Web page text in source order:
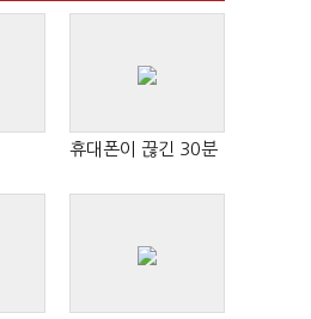
휴대폰이 끊긴 30분